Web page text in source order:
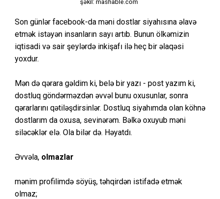
şəkil: mashable.com
Son günlər facebook-da məni dostlar siyahısına əlavə
etmək istəyən insanların sayı artıb. Bunun ölkəmizin
iqtisadi və sair şeylərdə inkişafı ilə heç bir əlaqəsi
yoxdur.
Mən də qərara gəldim ki, belə bir yazı - post yazım ki,
dostluq göndərməzdən əvvəl bunu oxusunlar, sonra
qərarlarını qətiləşdirsinlər. Dostluq siyahımda olan köhnə
dostlarım da oxusa, sevinərəm. Bəlkə oxuyub məni
siləcəklər elə. Ola bilər də. Həyatdı.
Əvvəla, olmazlar
mənim profilimdə söyüş, təhqirdən istifadə etmək
olmaz;